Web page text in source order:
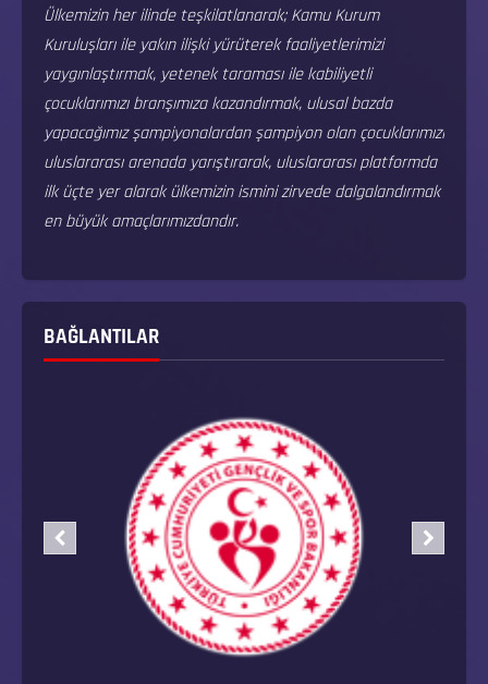
Ülkemizin her ilinde teşkilatlanarak; Kamu Kurum
Kuruluşları ile yakın ilişki yürüterek faaliyetlerimizi
yaygınlaştırmak, yetenek taraması ile kabiliyetli
çocuklarımızı branşımıza kazandırmak, ulusal bazda
yapacağımız şampiyonalardan şampiyon olan çocuklarımızı
uluslararası arenada yarıştırarak, uluslararası platformda
ilk üçte yer alarak ülkemizin ismini zirvede dalgalandırmak
en büyük amaçlarımızdandır.
BAĞLANTILAR